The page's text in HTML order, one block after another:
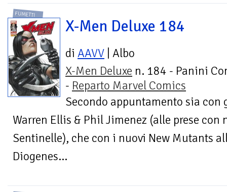
FUMETTI
X-Men Deluxe 184
di AAVV | Albo
X-Men Deluxe n. 184 - Panini
- Reparto Marvel Comics
Secondo appuntamento sia
Warren Ellis & Phil Jimenez (alle prese
Sentinelle), che con i nuovi New Mutants
Diogenes...